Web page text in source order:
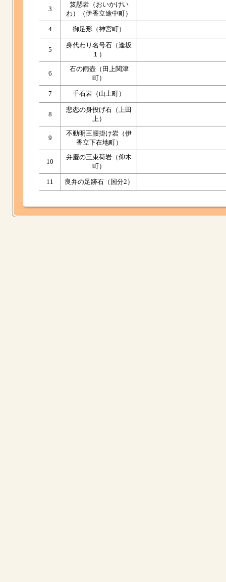
3
笈懸岩（おいかけい
わ）（伊香立途中町）
4 御足形（神宮町）
5
身代わり名号石（逢坂
１）
6
石の雨壺（田上関津
町）
7 千石岩（山上町）
8
悲恋の身投げ石（上田
上）
9
不動明王腰掛け岩（伊
香立下在地町）
10
弁慶の三束荷岩（仰木
町）
11 良弁の足跡石（国分2）